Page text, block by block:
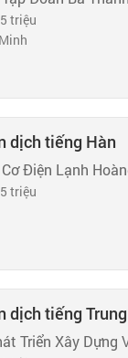
triệu
dịch tiếng Hàn
Cơ Điện Lạnh
triệu
dịch tiếng Trung
Triển Xây Dựng